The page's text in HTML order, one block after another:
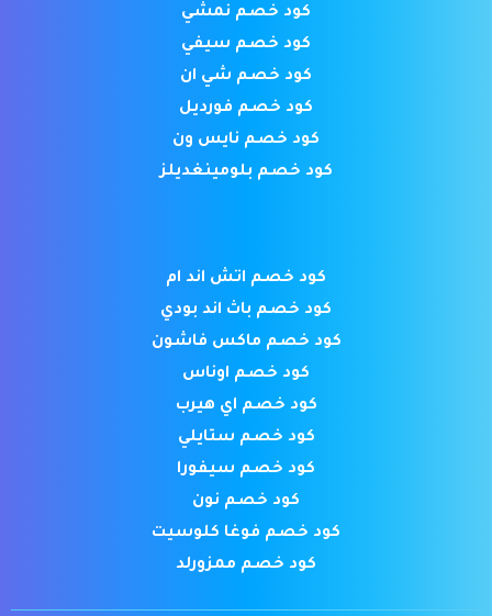
كود خصم نمشي
كود خصم سيفي
كود خصم شي ان
كود خصم فورديل
كود خصم نايس ون
كود خصم بلومينغديلز
كود خصم اتش اند ام
كود خصم باث اند بودي
كود خصم ماكس فاشون
كود خصم اوناس
كود خصم اي هيرب
كود خصم ستايلي
كود خصم سيفورا
كود خصم نون
كود خصم فوغا كلوسيت
كود خصم ممزورلد